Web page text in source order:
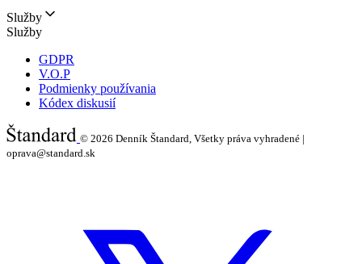
Služby
Služby
GDPR
V.O.P
Podmienky používania
Kódex diskusií
© 2026 Denník Štandard, Všetky práva vyhradené |
oprava@standard.sk